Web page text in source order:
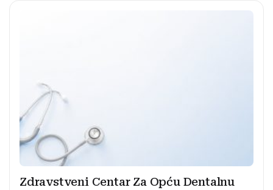
Zdravstveni Centar Za Opću Dentalnu